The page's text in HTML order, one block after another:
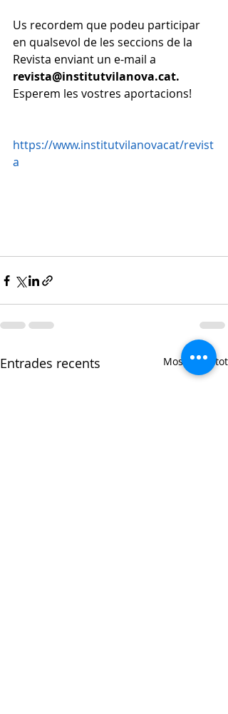
Us recordem que podeu participar
en qualsevol de les seccions de la
Revista enviant un e-mail a
revista@institutvilanova.cat.
Esperem les vostres aportacions!
https://www.institutvilanovacat/revist
a
Entrades recents Mostra-ho tot